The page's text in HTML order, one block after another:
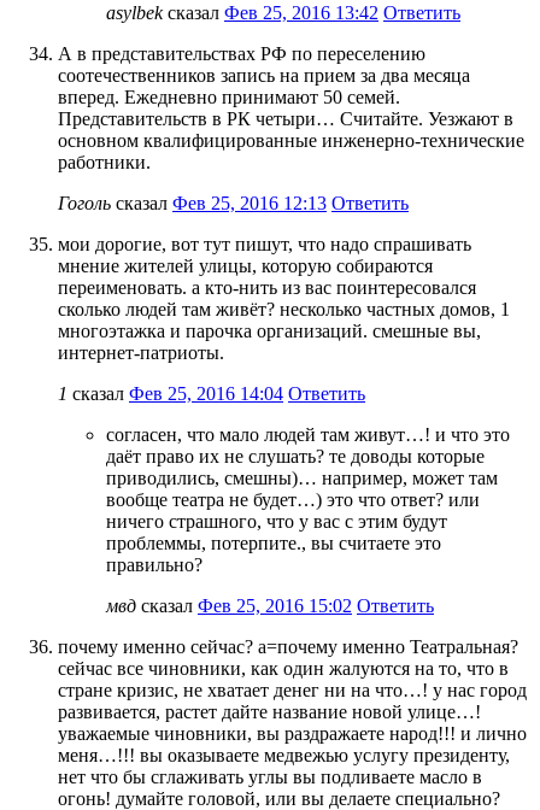
asylbekсказал Фев 25, 2016 13:42 Ответить
А в представительствах РФ по переселению
соотечественников запись на прием за два месяца
вперед. Ежедневно принимают 50 семей.
Представительств в РК четыри… Считайте. Уезжают в
основном квалифицированные инженерно-технические
работники.
Гоголь сказал Фев 25, 2016 12:13 Ответить
мои дорогие, вот тут пишут, что надо спрашивать
мнение жителей улицы, которую собираются
переименовать. а кто-нить из вас поинтересовался
сколько людей там живёт? несколько частных домов, 1
многоэтажка и парочка организаций. смешные вы,
интернет-патриоты.
1 сказал Фев 25, 2016 14:04 Ответить
согласен, что мало людей там живут…! и что это
даёт право их не слушать? те доводы которые
приводились, смешны)… например, может там
вообще театра не будет…) это что ответ? или
ничего страшного, что у вас с этим будут
проблеммы, потерпите., вы считаете это
правильно?
мвд сказал Фев 25, 2016 15:02 Ответить
почему именно сейчас? а=почему именно Театральная?
сейчас все чиновники, как один жалуются на то, что в
стране кризис, не хватает денег ни на что…! у нас город
развивается, растет дайте название новой улице…!
уважаемые чиновники, вы раздражаете народ!!! и лично
меня…!!! вы оказываете медвежью услугу президенту,
нет что бы сглаживать углы вы подливаете масло в
огонь! думайте головой, или вы делаете специально?